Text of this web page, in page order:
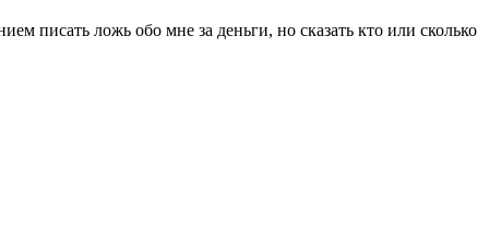
писать ложь обо мне за деньги, но сказать кто или сколько